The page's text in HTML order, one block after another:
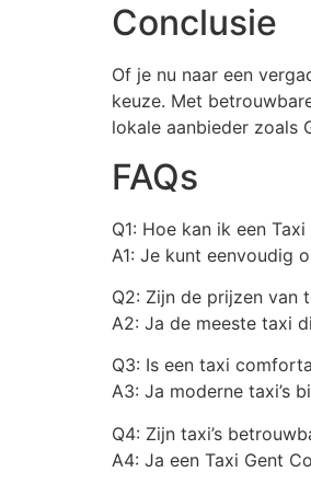
Conclusie
Of je nu naar een
keuze. Met
lokale aanbieder zoals
FAQs
Q1: Hoe kan ik een
A1: Je kunt eenvoudig
Q2: Zijn de prijzen van
A2: Ja de meeste taxi
Q3: Is een taxi
A3: Ja moderne taxi’s
Q4: Zijn taxi’s
A4: Ja een Taxi Gent